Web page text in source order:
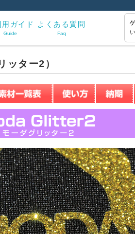
用ガイド
Guide
よくある質問
Faq
ター2）